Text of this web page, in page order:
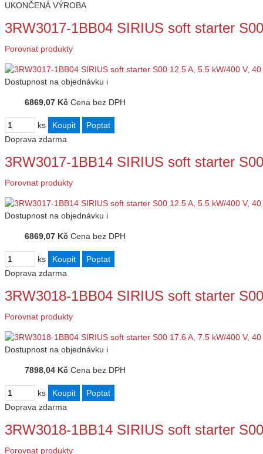
UKONČENÁ VÝROBA
3RW3017-1BB04 SIRIUS soft starter
Porovnat produkty
Dostupnost na objednávku i
6869,07 Kč Cena bez DPH
ks
Doprava zdarma
3RW3017-1BB14 SIRIUS soft starter
Porovnat produkty
Dostupnost na objednávku i
6869,07 Kč Cena bez DPH
ks
Doprava zdarma
3RW3018-1BB04 SIRIUS soft starter
Porovnat produkty
Dostupnost na objednávku i
7898,04 Kč Cena bez DPH
ks
Doprava zdarma
3RW3018-1BB14 SIRIUS soft starter
Porovnat produkty